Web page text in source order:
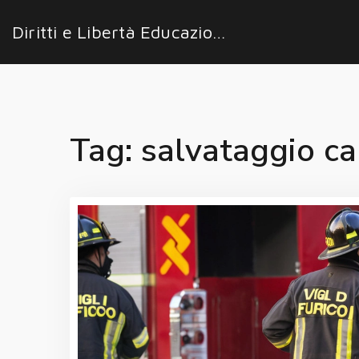
Diritti e Libertà Educazione
Tag: salvataggio